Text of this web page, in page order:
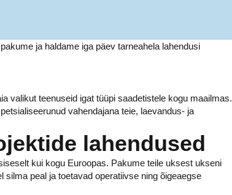
ja haldame iga päev tarneahela lahendusi
valikut teenuseid igat tüüpi saadetistele kogu maailmas.
vahendajana teie, laevandus- ja
lahendused
kui kogu Euroopas. Pakume teile uksest ukseni
peal ja toetavad operatiivse ning õigeaegse